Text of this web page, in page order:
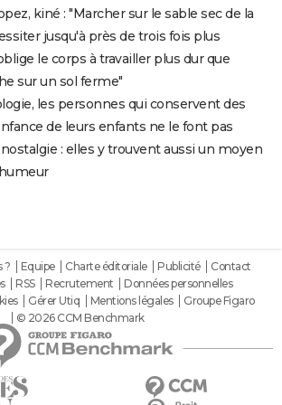
kiné : "Marcher sur le sable sec de la
jusqu'à près de trois fois plus
le corps à travailler plus dur que
sur un sol ferme"
les personnes qui conservent des
de leurs enfants ne le font pas
: elles y trouvent aussi un moyen
? Equipe Charte éditoriale Publicité
Contact
RSS Recrutement
Données personnelles
Gérer Utiq Mentions légales
Groupe Figaro
© 2026 CCM Benchmark